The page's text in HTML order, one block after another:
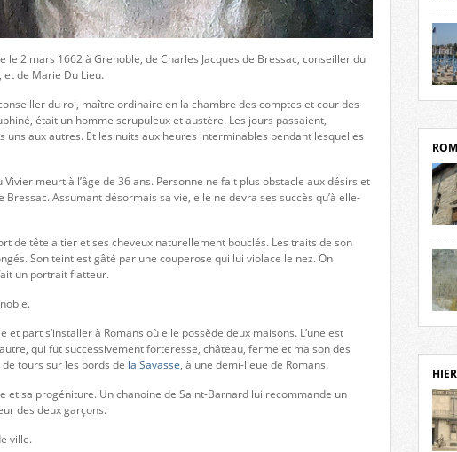
le 2 mars 1662 à Grenoble, de Charles Jacques de Bressac, conseiller du
de Marie Du Lieu.
du roi, maître ordinaire en la chambre des comptes et cour des
était un homme scrupuleux et austère. Les jours passaient,
uns aux autres. Et les nuits aux heures interminables pendant lesquelles
Vivier meurt à l’âge de 36 ans. Personne ne fait plus obstacle aux désirs et
Bressac. Assumant désormais sa vie, elle ne devra ses succès qu’à elle-
de tête altier et ses cheveux naturellement bouclés. Les traits de son
Son teint est gâté par une couperose qui lui violace le nez. On
un portrait flatteur.
et part s’installer à Romans où elle possède deux maisons. L’une est
qui fut successivement forteresse, château, ferme et maison des
tours sur les bords de la Savasse, à une demi-lieue de Romans.
et sa progéniture. Un chanoine de Saint-Barnard lui recommande un
des deux garçons.
ville.
par
de